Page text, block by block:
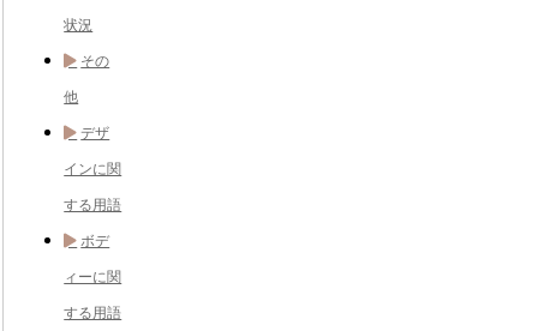
状況
その
他
デザ
インに関
する用語
ボデ
ィーに関
する用語